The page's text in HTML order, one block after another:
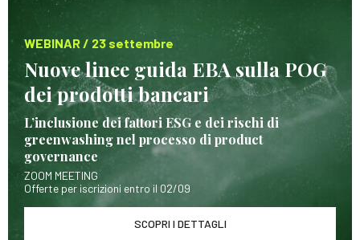
WEBINAR / 23 settembre
Nuove linee guida EBA sulla POG
dei prodotti bancari
L’inclusione dei fattori ESG e dei rischi di
greenwashing nel processo di product
governance
ZOOM MEETING
Offerte per iscrizioni entro il 02/09
SCOPRI I DETTAGLI